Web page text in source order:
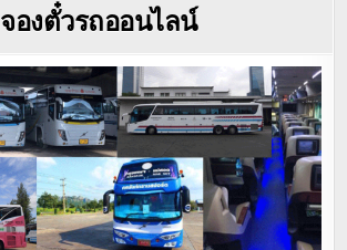
จองตั๋วรถออนไลน์